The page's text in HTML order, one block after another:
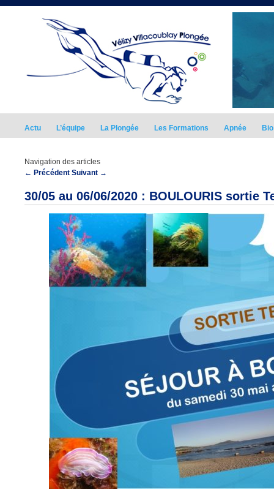
Actu L’équipe La Plongée Les Formations Apnée Bio
Navigation des articles
← Précédent Suivant →
30/05 au 06/06/2020 : BOULOURIS sortie